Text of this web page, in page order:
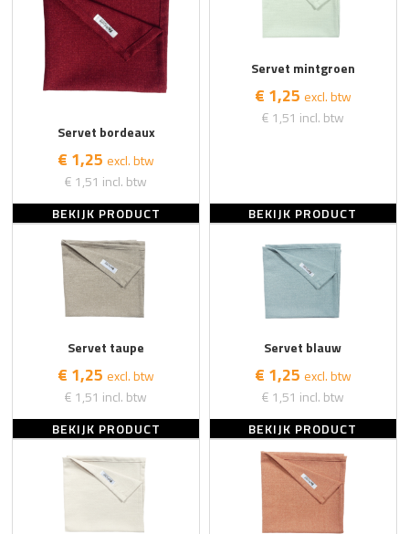
Servet bordeaux
€ 1,25 excl. btw
€ 1,51 incl. btw
BEKIJK PRODUCT
Servet mintgroen
€ 1,25 excl. btw
€ 1,51 incl. btw
BEKIJK PRODUCT
Servet taupe
€ 1,25 excl. btw
€ 1,51 incl. btw
BEKIJK PRODUCT
Servet blauw
€ 1,25 excl. btw
€ 1,51 incl. btw
BEKIJK PRODUCT